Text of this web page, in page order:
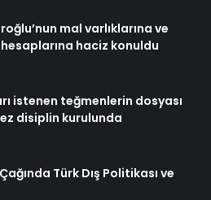
mal varlıklarına ve
haciz konuldu
istenen teğmenlerin dosyası
disiplin kurulunda
Türk Dış Politikası ve